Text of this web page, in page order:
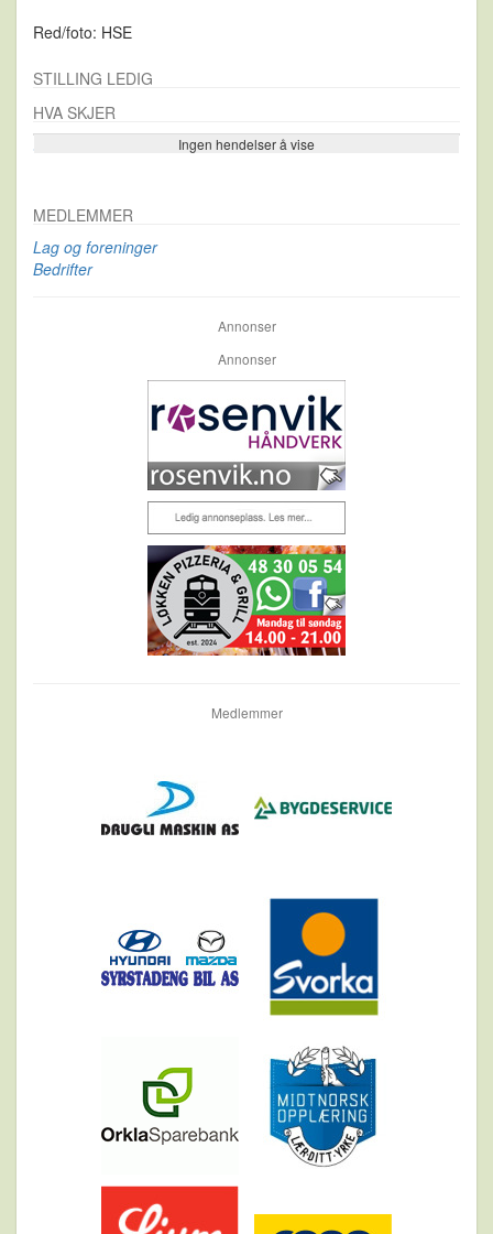
Red/foto: HSE
STILLING LEDIG
HVA SKJER
Ingen hendelser å vise
Se flere…
MEDLEMMER
Lag og foreninger
Bedrifter
Annonser
Annonser
Medlemmer